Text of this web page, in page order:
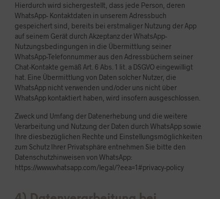
Hierdurch wird sichergestellt, dass jede Person, deren
WhatsApp- Kontaktdaten in unserem Adressbuch
gespeichert sind, bereits bei erstmaliger Nutzung der App
auf seinem Gerät durch Akzeptanz der WhatsApp-
Nutzungsbedingungen in die Übermittlung seiner
WhatsApp-Telefonnummer aus den Adressbüchern seiner
Chat-Kontakte gemäß Art. 6 Abs. 1 lit. a DSGVO eingewilligt
hat. Eine Übermittlung von Daten solcher Nutzer, die
WhatsApp nicht verwenden und/oder uns nicht über
WhatsApp kontaktiert haben, wird insofern ausgeschlossen.
Zweck und Umfang der Datenerhebung und die weitere
Verarbeitung und Nutzung der Daten durch WhatsApp sowie
Ihre diesbezüglichen Rechte und Einstellungsmöglichkeiten
zum Schutz Ihrer Privatsphäre entnehmen Sie bitte den
Datenschutzhinweisen von WhatsApp:
https://www.whatsapp.com/legal/?eea=1#privacy-policy